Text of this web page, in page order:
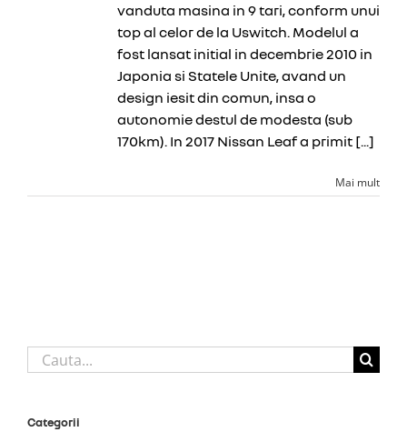
vanduta masina in 9 tari, conform unui
top al celor de la Uswitch. Modelul a
fost lansat initial in decembrie 2010 in
Japonia si Statele Unite, avand un
design iesit din comun, insa o
autonomie destul de modesta (sub
170km). In 2017 Nissan Leaf a primit [...]
Mai mult
Cautare...
Categorii